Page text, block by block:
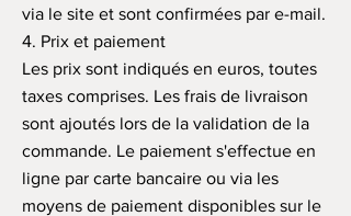
via le site et sont confirmées par e-mail.
4. Prix et paiement
Les prix sont indiqués en euros, toutes
taxes comprises. Les frais de livraison
sont ajoutés lors de la validation de la
commande. Le paiement s'effectue en
ligne par carte bancaire ou via les
moyens de paiement disponibles sur le